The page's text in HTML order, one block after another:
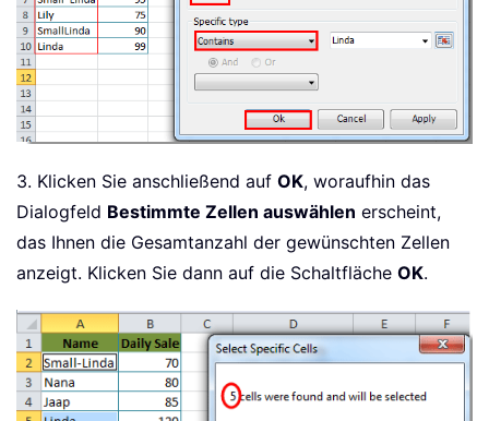
3. Klicken Sie anschließend auf OK, woraufhin das
Dialogfeld Bestimmte Zellen auswählen erscheint,
das Ihnen die Gesamtanzahl der gewünschten Zellen
anzeigt. Klicken Sie dann auf die Schaltfläche OK.